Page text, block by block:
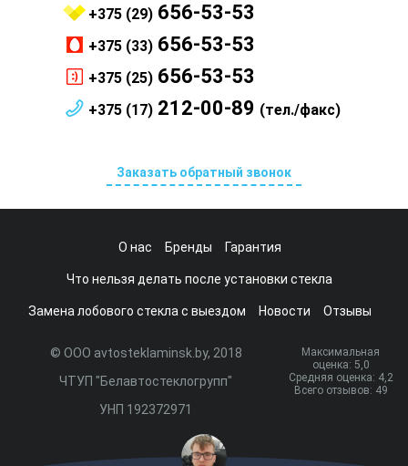
+375 (29) 656-53-53
+375 (33) 656-53-53
+375 (25) 656-53-53
+375 (17) 212-00-89 (тел./факс)
Заказать обратный звонок
О нас Бренды Гарантия
Что нельзя делать после установки стекла
Замена лобового стекла с выездом Новости Отзывы
© ООО avtosteklaminsk.by, 2018
ЧТУП "Белавтостеклогрупп"
УНП 192372971
Максимальная
оценка: 5,0
Средняя оценка: 4,2
Всего отзывов: 49